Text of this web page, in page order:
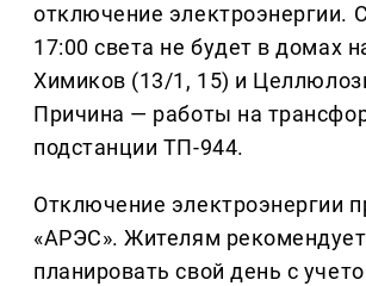
отключение электроэнергии.
17:00 света не будет в домах
Химиков (13/1, 15) и
Причина — работы на
подстанции ТП-944.
Отключение электроэнергии
«АРЭС». Жителям
планировать свой день с